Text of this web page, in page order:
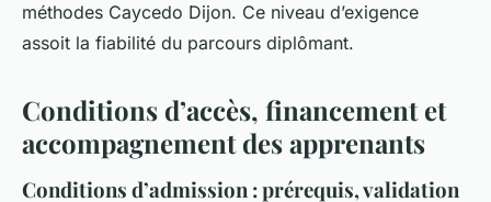
méthodes Caycedo Dijon. Ce niveau d’exigence
assoit la fiabilité du parcours diplômant.
Conditions d’accès, financement et
accompagnement des apprenants
Conditions d’admission : prérequis, validation